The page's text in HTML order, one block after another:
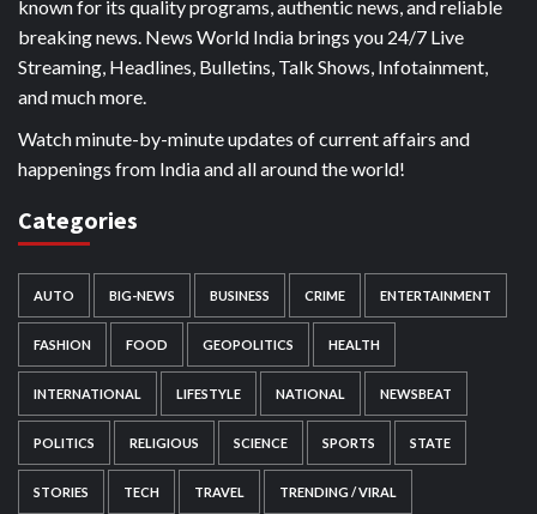
known for its quality programs, authentic news, and reliable
breaking news. News World India brings you 24/7 Live
Streaming, Headlines, Bulletins, Talk Shows, Infotainment,
and much more.
Watch minute-by-minute updates of current affairs and
happenings from India and all around the world!
Categories
AUTO BIG-NEWS BUSINESS CRIME ENTERTAINMENT
FASHION FOOD GEOPOLITICS HEALTH
INTERNATIONAL LIFESTYLE NATIONAL NEWSBEAT
POLITICS RELIGIOUS SCIENCE SPORTS STATE
STORIES TECH TRAVEL TRENDING / VIRAL